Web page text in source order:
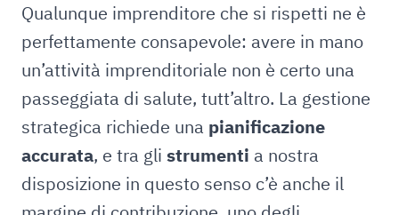
Qualunque imprenditore che si rispetti ne è
perfettamente consapevole: avere in mano
un’attività imprenditoriale non è certo una
passeggiata di salute, tutt’altro. La gestione
strategica richiede una pianificazione
accurata, e tra gli strumenti a nostra
disposizione in questo senso c’è anche il